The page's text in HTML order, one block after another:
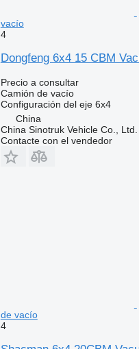
vacío
4
Dongfeng 6x4 15 CBM
Precio a consultar
Camión de vacío
Configuración del eje 6x4
China
China Sinotruk Vehicle Co., Ltd.
Contacte con el vendedor
de vacío
4